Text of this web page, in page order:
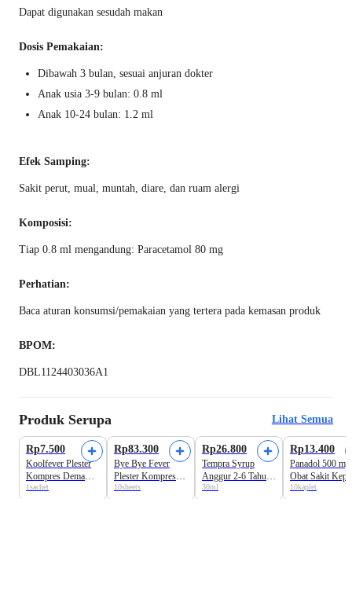
Dapat digunakan sesudah makan
Dosis Pemakaian:
Dibawah 3 bulan, sesuai anjuran dokter
Anak usia 3-9 bulan: 0.8 ml
Anak 10-24 bulan: 1.2 ml
Efek Samping:
Sakit perut, mual, muntah, diare, dan ruam alergi
Komposisi:
Tiap 0.8 ml mengandung: Paracetamol 80 mg
Perhatian:
Baca aturan konsumsi/pemakaian yang tertera pada kemasan produk
BPOM:
DBL1124403036A1
Produk Serupa Lihat Semua
Rp7.500
Koolfever Plester
Kompres Demam
Bayi
1sachet
Rp83.300
Bye Bye Fever
Plester Kompres
Demam Bayi
10sheets
Rp26.800
Tempra Syrup
Anggur 2-6 Tahun
Paracetamol Anak
30ml
Rp13.400
Panadol 500 mg
Obat Sakit
dan Demam
10kaplet